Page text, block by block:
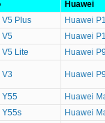
Huawei
V5 Plus Huawei
V5 Huawei
V5 Lite Huawei P9
V3 Huawei
Y55 Huawei
Y55s Huawei